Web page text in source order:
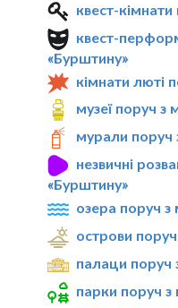
квест-
квест-
«Бурштину»
кімнати люті
музеї поруч з
мурали поруч
незвичні
«Бурштину»
озера поруч з
острови
палаци поруч
парки поруч